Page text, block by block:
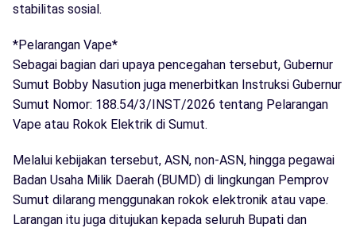
stabilitas sosial.
*Pelarangan Vape*
Sebagai bagian dari upaya pencegahan tersebut, Gubernur
Sumut Bobby Nasution juga menerbitkan Instruksi Gubernur
Sumut Nomor: 188.54/3/INST/2026 tentang Pelarangan
Vape atau Rokok Elektrik di Sumut.
Melalui kebijakan tersebut, ASN, non-ASN, hingga pegawai
Badan Usaha Milik Daerah (BUMD) di lingkungan Pemprov
Sumut dilarang menggunakan rokok elektronik atau vape.
Larangan itu juga ditujukan kepada seluruh Bupati dan